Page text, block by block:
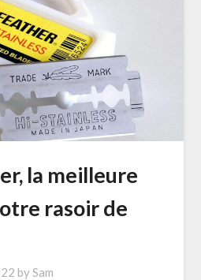
la meilleure
rasoir de
bySam